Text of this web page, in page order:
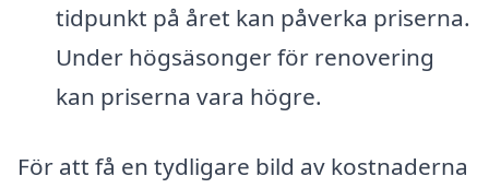
tidpunkt på året kan påverka priserna.
Under högsäsonger för renovering
kan priserna vara högre.
För att få en tydligare bild av kostnaderna